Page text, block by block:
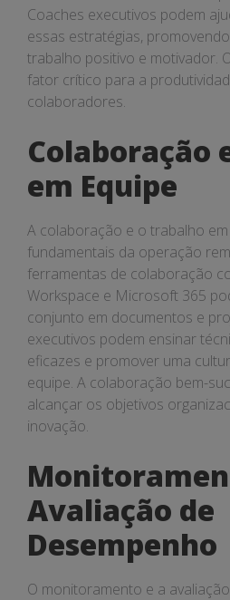
Coaches executivos podem
essas estratégias,
trabalho positivo e motivador.
fator crítico para a
colaboradores.
Colaboração
em Equipe
A colaboração e o trabalho
fundamentais da operação
ferramentas de colaboração
Workspace e Microsoft 365
conjunto em documentos e
executivos podem ensinar
eficazes e promover uma
equipe. A colaboração bem-
alcançar os objetivos
inovação.
Avaliação de
Desempenho
O monitoramento e a